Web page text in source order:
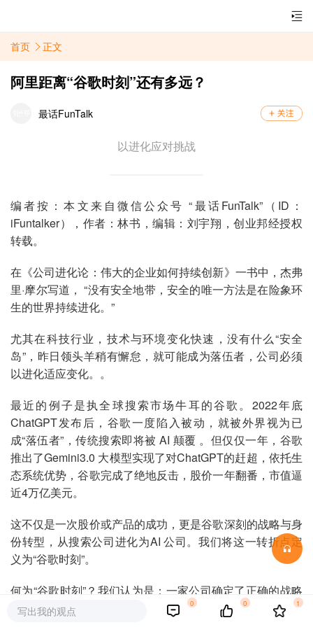
首页 正文
阿里距离“谷歌时刻”还有多远？
最话FunTalk
以进化应对挑战
编者按：本文来自微信公众号 “最话FunTalk”（ID：
iFuntalker），作者：林书，编辑：刘宇翔，创业邦经授权
转载。
在《公司进化论：伟大的企业如何持续创新》一书中，杰弗
里·摩尔写道， “没有安全地带，安全的唯一方法是在险象环
生的世界持续进化。”
尤其在科技行业，技术与环境变化快速，没有什么“安全
岛”，昨日领头羊稍有懈怠，就可能成为落伍者，公司必须
以进化适应变化。。
最近的例子是执全球搜索市场牛耳的谷歌。2022年底
ChatGPT发布后，谷歌一度陷入被动，就被外界视为已
成“落伍者”，传统搜索即将被 AI 颠覆 。但仅仅一年，谷歌
推出了Gemini3.0 大模型实现了对ChatGPT的赶超，依托生
态系统优势，谷歌完成了绝地反击，股价一年翻番，市值逼
近4万亿美元。
这不仅是一次股价或产品的成功，更是谷歌深刻的战略与身
份转型，从搜索公司进化为AI 公司。我们将这一转折点定
义为“谷歌时刻”。
何为“谷歌时刻”？我们认为是：一家公司确定了正确的战略
方向，唤醒了整个组织体系，坚定持续在新技术上高强度投
写出我的观点
0 0 1